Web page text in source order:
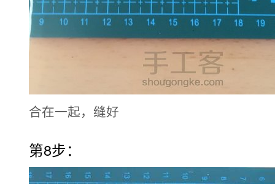
合在一起，缝好
第8步：